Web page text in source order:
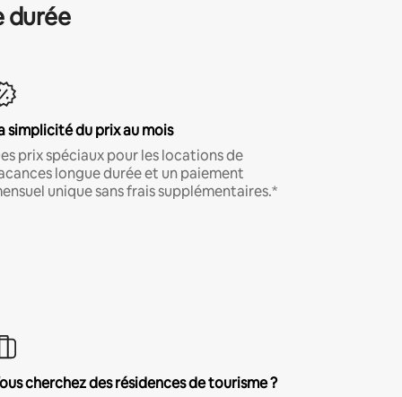
durée
simplicité du prix au mois
prix spéciaux pour les locations de
longue durée et un paiement
unique sans frais supplémentaires.*
cherchez des résidences de tourisme ?